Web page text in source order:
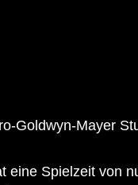
Goldwyn-Mayer
eine Spielzeit von